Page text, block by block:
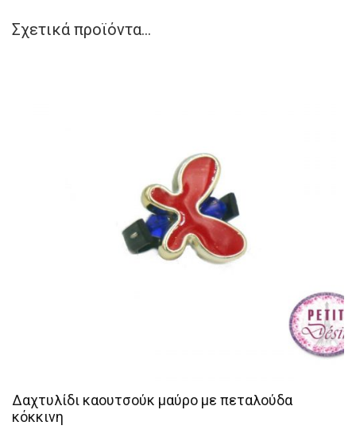
Σχετικά προϊόντα...
Δαχτυλίδι καουτσούκ μαύρο με πεταλούδα
κόκκινη